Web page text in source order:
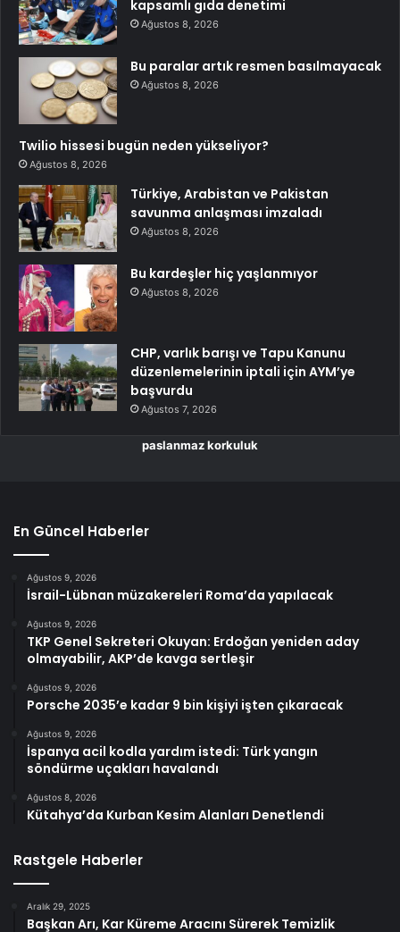
kapsamlı gıda denetimi
Ağustos 8, 2026
Bu paralar artık resmen basılmayacak
Ağustos 8, 2026
Twilio hissesi bugün neden yükseliyor?
Ağustos 8, 2026
Türkiye, Arabistan ve Pakistan
savunma anlaşması imzaladı
Ağustos 8, 2026
Bu kardeşler hiç yaşlanmıyor
Ağustos 8, 2026
CHP, varlık barışı ve Tapu Kanunu
düzenlemelerinin iptali için AYM’ye
başvurdu
Ağustos 7, 2026
paslanmaz korkuluk
En Güncel Haberler
Ağustos 9, 2026
İsrail-Lübnan müzakereleri Roma’da yapılacak
Ağustos 9, 2026
TKP Genel Sekreteri Okuyan: Erdoğan yeniden aday
olmayabilir, AKP’de kavga sertleşir
Ağustos 9, 2026
Porsche 2035’e kadar 9 bin kişiyi işten çıkaracak
Ağustos 9, 2026
İspanya acil kodla yardım istedi: Türk yangın
söndürme uçakları havalandı
Ağustos 8, 2026
Kütahya’da Kurban Kesim Alanları Denetlendi
Rastgele Haberler
Aralık 29, 2025
Başkan Arı, Kar Küreme Aracını Sürerek Temizlik